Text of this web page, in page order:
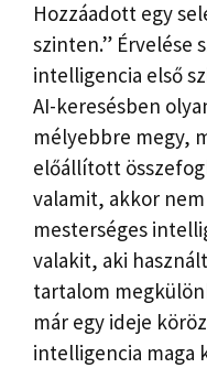
Hozzáadott egy
szinten.” Érvelése
intelligencia első
AI-keresésben
mélyebbre megy,
előállított
valamit, akkor
mesterséges
valakit, aki
tartalom
már egy ideje
intelligencia maga